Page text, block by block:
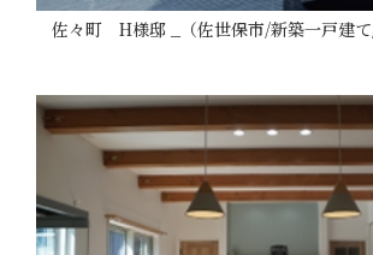
佐々町 H様邸 _（佐世保市/新築一戸建て/